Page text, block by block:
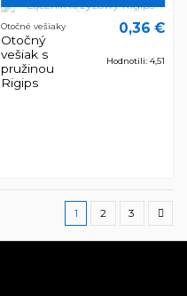
Otočné vešiaky
Otočný
vešiak s
pružinou
Rigips
0,36 €
Hodnotili: 4,51
1 2 3